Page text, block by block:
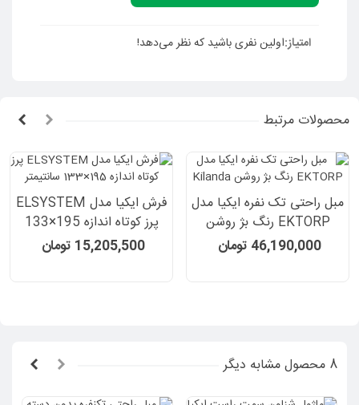
امتیاز:اولین نفری باشید که نظر می‌دهد!
محصولات مرتبط
مبل راحتی تک نفره ایکیا مدل
EKTORP رنگ بژ روشن
Kilanda
46,190,000 تومان
فرش ایکیا مدل ELSYSTEM
پرز کوتاه اندازه 195×133
سانتیمتر
15,205,500 تومان
8 محصول مشابه دیگر